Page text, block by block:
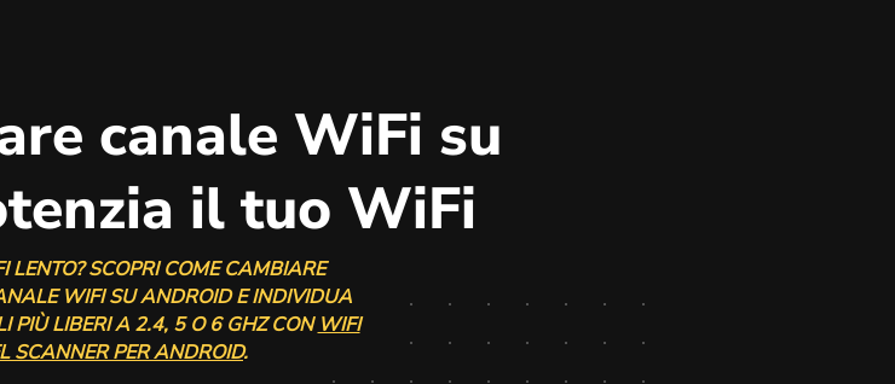
canale WiFi su
il tuo WiFi
LENTO? SCOPRI COME CAMBIARE
WIFI SU ANDROID E INDIVIDUA
PIÙ LIBERI A 2.4, 5 O 6 GHZ CON WIFI
SCANNER PER ANDROID.